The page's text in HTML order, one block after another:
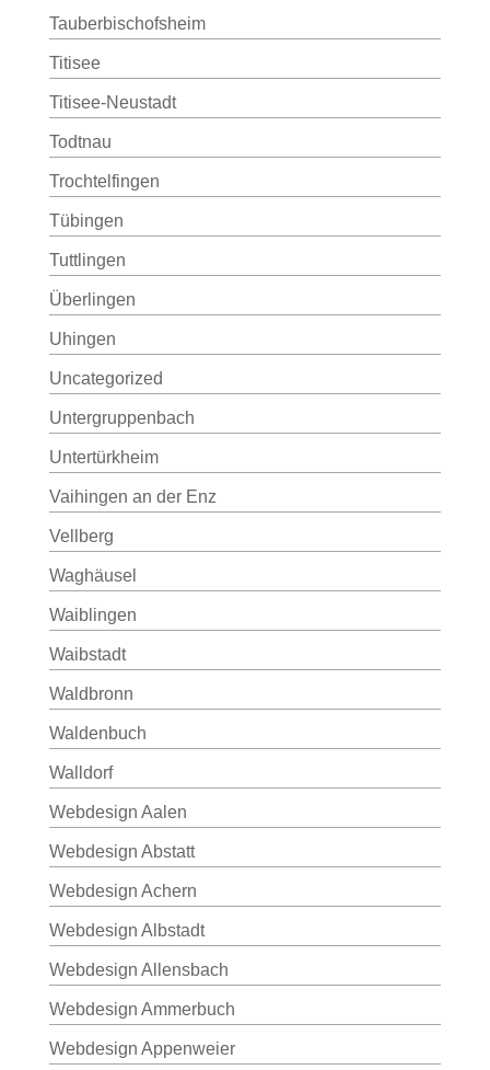
Tauberbischofsheim
Titisee
Titisee-Neustadt
Todtnau
Trochtelfingen
Tübingen
Tuttlingen
Überlingen
Uhingen
Uncategorized
Untergruppenbach
Untertürkheim
Vaihingen an der Enz
Vellberg
Waghäusel
Waiblingen
Waibstadt
Waldbronn
Waldenbuch
Walldorf
Webdesign Aalen
Webdesign Abstatt
Webdesign Achern
Webdesign Albstadt
Webdesign Allensbach
Webdesign Ammerbuch
Webdesign Appenweier